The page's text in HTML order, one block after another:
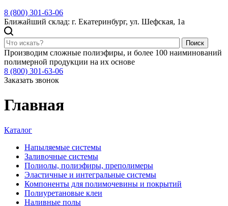
8 (800) 301-63-06
Ближайший склад: г. Екатеринбург, ул. Шефская, 1а
Поиск
Производим сложные полиэфиры, и более 100 наиминований
полимерной продукции на их основе
8 (800) 301-63-06
Заказать звонок
Главная
Каталог
Напыляемые системы
Заливочные системы
Полиолы, полиэфиры, преполимеры
Эластичные и интегральные системы
Компоненты для полимочевины и покрытий
Полиуретановые клеи
Наливные полы